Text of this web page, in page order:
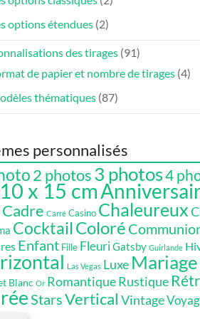
options étendues (2)
des tirages (91)
de papier et nombre de tirages (4)
thématiques (87)
personnalisés
2 photos3 photos4
10 x 15 cm
Cadre Carré Casino Chaleureux
Cocktail Coloré
Enfant Fille FleuriGatsby Guirlande
Las Vegas Luxe Mariage
Blanc Or RomantiqueRustique
StarsVertical Vintage